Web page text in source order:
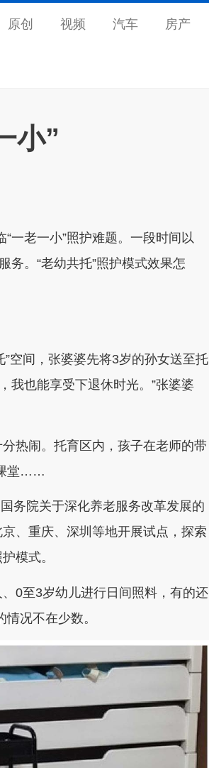
原创 视频 汽车 房产
小”
一老一小”照护难题。一段时间以
务。“老幼共托”照护模式效果怎
空间，张婆婆先将3岁的孙女送至托
我也能享受下退休时光。”张婆婆
热闹。托育区内，孩子在老师的带
课堂……
务院关于深化养老服务改革发展的
、重庆、深圳等地开展试点，探索
模式。
0至3岁幼儿进行日间照料，有的还
况不在少数。